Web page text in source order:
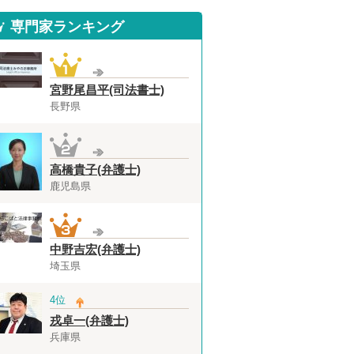
専門家ランキング
宮野尾昌平(司法書士)
長野県
高橋貴子(弁護士)
鹿児島県
中野吉宏(弁護士)
埼玉県
4位
戎卓一(弁護士)
兵庫県